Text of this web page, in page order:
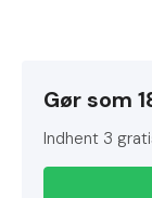
Gør som
Indhent 3